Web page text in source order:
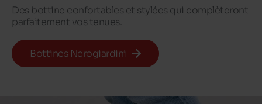
Des bottine confortables et stylées qui complèteront
parfaitement vos tenues.
Bottines Nerogiardini